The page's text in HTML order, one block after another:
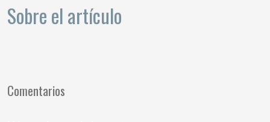
Sobre el artículo
Comentarios